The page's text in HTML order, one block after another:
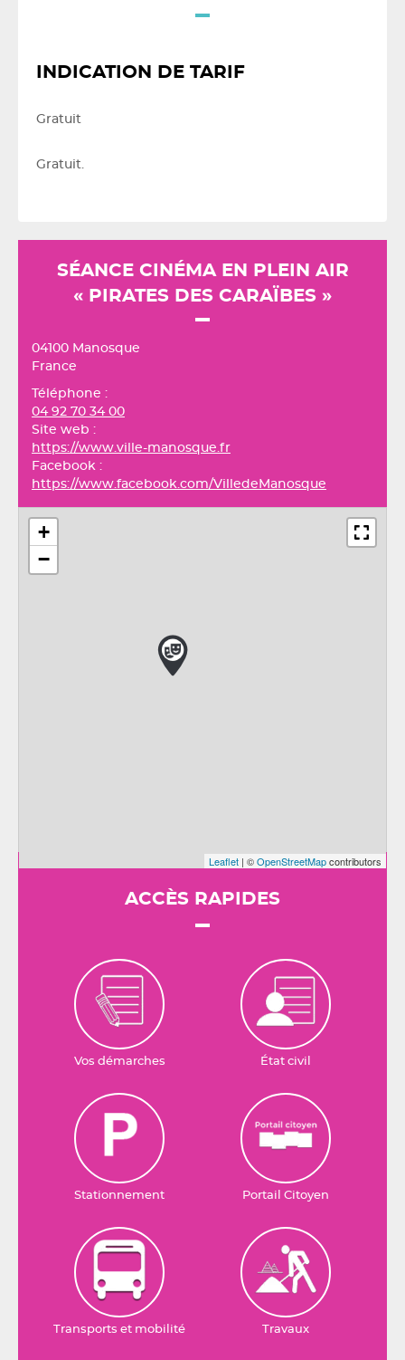
INDICATION DE TARIF
Gratuit
Gratuit.
SÉANCE CINÉMA EN PLEIN AIR
« PIRATES DES CARAÏBES »
04100 Manosque
France
Téléphone :
04 92 70 34 00
Site web :
https://www.ville-manosque.fr
Facebook :
https://www.facebook.com/VilledeManosque
+
−
Leaflet | ©OpenStreetMapcontributors
ACCÈS RAPIDES
Vos démarches État civil
Stationnement Portail Citoyen
Transports et mobilité Travaux